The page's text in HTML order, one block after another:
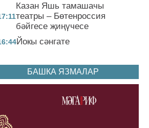
Казан Яшь тамашачы
театры – Бөтенроссия
бәйгесе җиңүчесе
Йокы сәнгате
БАШКА ЯЗМАЛАР